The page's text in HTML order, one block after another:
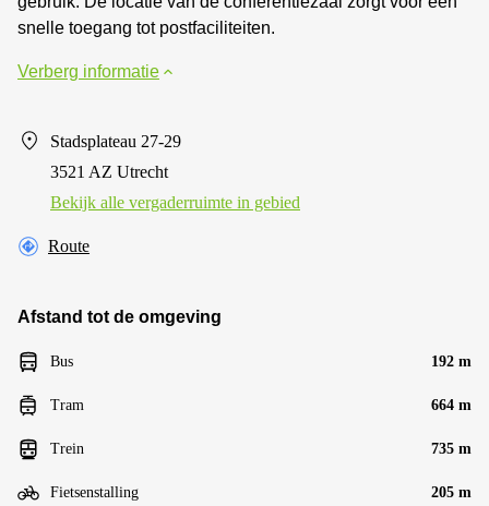
snelle toegang tot postfaciliteiten.
Verberg informatie
Stadsplateau 27-29
3521 AZ Utrecht
Bekijk alle vergaderruimte in gebied
Route
Afstand tot de omgeving
Bus 192 m
Tram 664 m
Trein 735 m
Fietsenstalling 205 m